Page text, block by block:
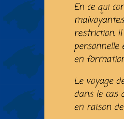
En ce qui
restriction.
personnelle
en
Le voyage
dans le cas
en raison